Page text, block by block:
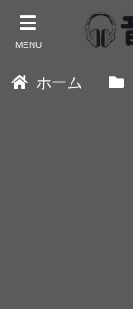
MENU
ホーム